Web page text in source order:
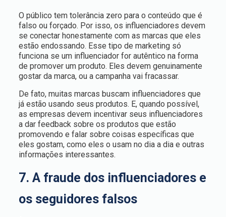
O público tem tolerância zero para o conteúdo que é
falso ou forçado. Por isso, os influenciadores devem
se conectar honestamente com as marcas que eles
estão endossando. Esse tipo de marketing só
funciona se um influenciador for autêntico na forma
de promover um produto. Eles devem genuinamente
gostar da marca, ou a campanha vai fracassar.
De fato, muitas marcas buscam influenciadores que
já estão usando seus produtos. E, quando possível,
as empresas devem incentivar seus influenciadores
a dar feedback sobre os produtos que estão
promovendo e falar sobre coisas específicas que
eles gostam, como eles o usam no dia a dia e outras
informações interessantes.
7. A fraude dos influenciadores e
os seguidores falsos